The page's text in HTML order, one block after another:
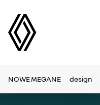
NOWE MEGANE design